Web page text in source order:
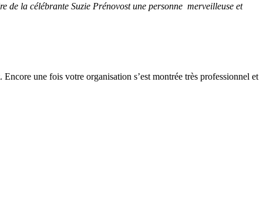
de la célébrante Suzie Prénovost une personne merveilleuse et
une fois votre organisation s’est montrée très professionnel et